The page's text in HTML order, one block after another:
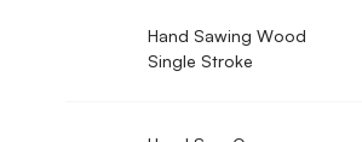
Hand Sawing Wood
Single Stroke